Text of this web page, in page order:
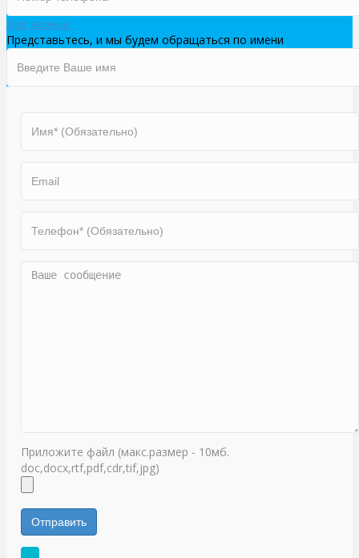
Жду звонка!
Представьтесь, и мы будем обращаться по имени
Приложите файл (макс.размер - 10мб.
doc,docx,rtf,pdf,cdr,tif,jpg)